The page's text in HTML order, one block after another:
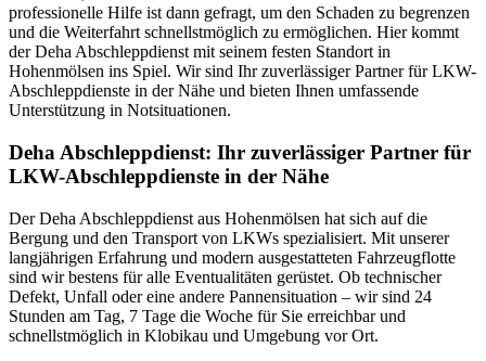
professionelle Hilfe ist dann gefragt, um den Schaden zu begrenzen
und die Weiterfahrt schnellstmöglich zu ermöglichen. Hier kommt
der Deha Abschleppdienst mit seinem festen Standort in
Hohenmölsen ins Spiel. Wir sind Ihr zuverlässiger Partner für LKW-
Abschleppdienste in der Nähe und bieten Ihnen umfassende
Unterstützung in Notsituationen.
Deha Abschleppdienst: Ihr zuverlässiger Partner für
LKW-Abschleppdienste in der Nähe
Der Deha Abschleppdienst aus Hohenmölsen hat sich auf die
Bergung und den Transport von LKWs spezialisiert. Mit unserer
langjährigen Erfahrung und modern ausgestatteten Fahrzeugflotte
sind wir bestens für alle Eventualitäten gerüstet. Ob technischer
Defekt, Unfall oder eine andere Pannensituation – wir sind 24
Stunden am Tag, 7 Tage die Woche für Sie erreichbar und
schnellstmöglich in Klobikau und Umgebung vor Ort.